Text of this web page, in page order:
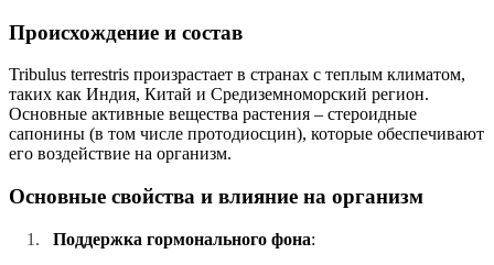
Происхождение и состав
Tribulus terrestris произрастает в странах с теплым климатом,
таких как Индия, Китай и Средиземноморский регион.
Основные активные вещества растения – стероидные
сапонины (в том числе протодиосцин), которые обеспечивают
его воздействие на организм.
Основные свойства и влияние на организм
Поддержка гормонального фона: